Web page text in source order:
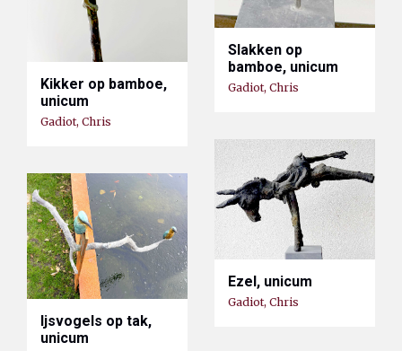
Slakken op
bamboe, unicum
Gadiot, Chris
Kikker op bamboe,
unicum
Gadiot, Chris
Ezel, unicum
Gadiot, Chris
Ijsvogels op tak,
unicum